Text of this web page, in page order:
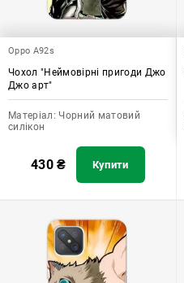
Oppo A92s
Чохол "Неймовірні пригоди Джо
Джо арт"
Матеріал: Чорний матовий
силікон
430₴ Купити